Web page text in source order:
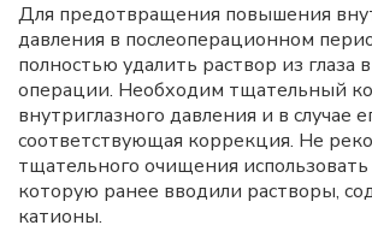
Для предотвращения повышения
давления в послеоперационном
полностью удалить раствор из глаза
операции. Необходим тщательный
внутриглазного давления и в
соответствующая коррекция. Не
тщательного очищения
которую ранее вводили растворы,
катионы.